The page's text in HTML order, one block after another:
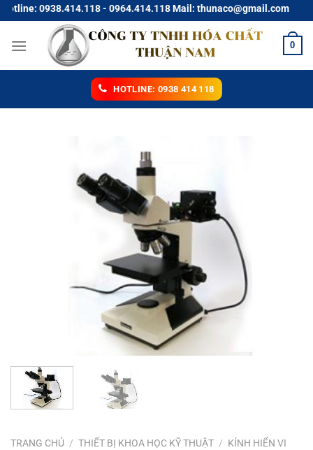
Chuyển
đến
nội
0938.414.118 - 0964.414.118 Mail: thunaco@gmail.com
0
HOTLINE: 0938 414 118
TRANG CHỦ / THIẾT BỊ KHOA HỌC KỸ THUẬT / KÍNH HIỂN VI